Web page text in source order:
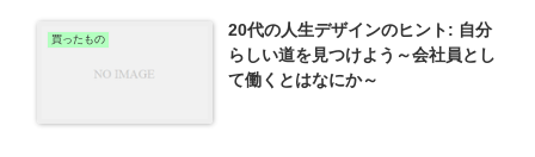
買ったもの
20代の人生デザインのヒント: 自分
らしい道を見つけよう～会社員とし
て働くとはなにか～